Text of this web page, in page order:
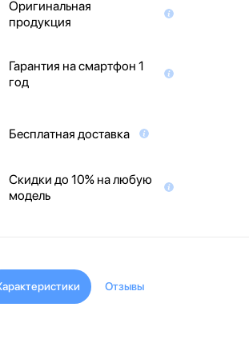
Оригинальная
продукция
Гарантия на смартфон 1
год
Бесплатная доставка
Скидки до 10% на любую
модель
Отзывы